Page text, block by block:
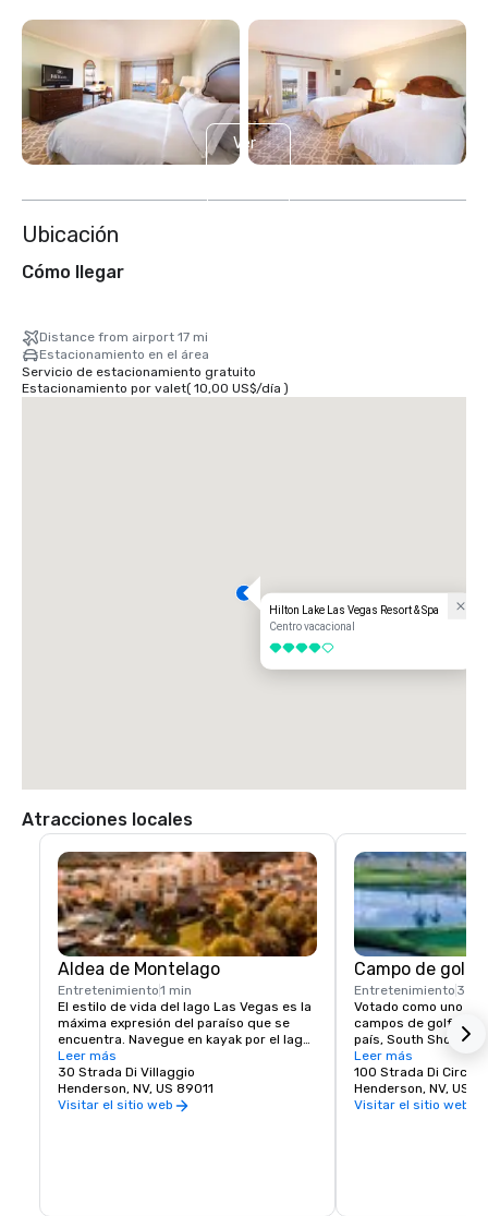
Ver
4
Ubicación
Cómo llegar
Distance from airport 17 mi
Estacionamiento en el área
Servicio de estacionamiento gratuito
Estacionamiento por valet( 10,00 US$/día )
Hilton Lake Las Vegas Resort & Spa
Centro vacacional
4 de 5
Atracciones locales
Aldea de Montelago
Entretenimiento1 min
El estilo de vida del lago Las Vegas es la
máxima expresión del paraíso que se
encuentra. Navegue en kayak por el lago
de 320 acres o descubra la diversión de
una tabla de remo de pie. Relájese en un
día soleado con un paseo en Duffy Boat o
experimente la emoción de un flyboard o
Leer más
30 Strada Di Villaggio
Henderson, NV, US 89011
Visitar el sitio web
Campo de golf
Entretenimiento 3
Votado como uno de
campos de golf de
país, South Shore
que ha
limitada de horarios
huéspedes de
con vistas al agua y
Leer más
100 Strada Di Circolo
Henderson, NV, US
Visitar el sitio web